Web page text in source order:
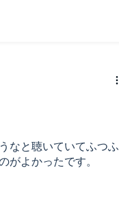
なと聴いていてふつふ
がよかったです。